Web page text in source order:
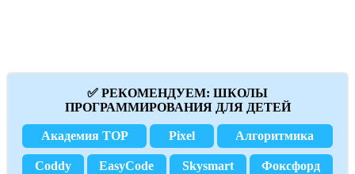
✅ РЕКОМЕНДУЕМ: ШКОЛЫ
ПРОГРАММИРОВАНИЯ ДЛЯ ДЕТЕЙ
Академия TOP Pixel Алгоритмика
Coddy EasyCode Skysmart Фоксфорд